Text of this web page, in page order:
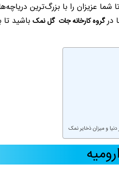
شما عزیزان را با بزرگ‌ترین
درگروه کارخانه جات گل نمک باشید تا
و میزان ذخایر نمک